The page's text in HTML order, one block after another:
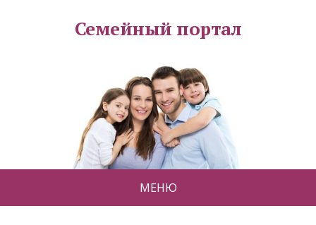
Семейный портал
МЕНЮ